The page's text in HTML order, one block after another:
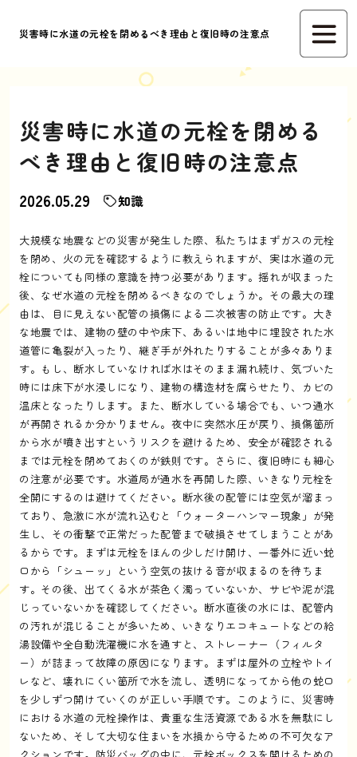
災害時に水道の元栓を閉めるべき理由と復旧時の注意点
災害時に水道の元栓を閉める
べき理由と復旧時の注意点
2026.05.29 知識
大規模な地震などの災害が発生した際、私たちはまずガスの元栓
を閉め、火の元を確認するように教えられますが、実は水道の元
栓についても同様の意識を持つ必要があります。揺れが収まった
後、なぜ水道の元栓を閉めるべきなのでしょうか。その最大の理
由は、目に見えない配管の損傷による二次被害の防止です。大き
な地震では、建物の壁の中や床下、あるいは地中に埋設された水
道管に亀裂が入ったり、継ぎ手が外れたりすることが多々ありま
す。もし、断水していなければ水はそのまま漏れ続け、気づいた
時には床下が水浸しになり、建物の構造材を腐らせたり、カビの
温床となったりします。また、断水している場合でも、いつ通水
が再開されるか分かりません。夜中に突然水圧が戻り、損傷箇所
から水が噴き出すというリスクを避けるため、安全が確認される
までは元栓を閉めておくのが鉄則です。さらに、復旧時にも細心
の注意が必要です。水道局が通水を再開した際、いきなり元栓を
全開にするのは避けてください。断水後の配管には空気が溜まっ
ており、急激に水が流れ込むと「ウォーターハンマー現象」が発
生し、その衝撃で正常だった配管まで破損させてしまうことがあ
るからです。まずは元栓をほんの少しだけ開け、一番外に近い蛇
口から「シューッ」という空気の抜ける音が収まるのを待ちま
す。その後、出てくる水が茶色く濁っていないか、サビや泥が混
じっていないかを確認してください。断水直後の水には、配管内
の汚れが混じることが多いため、いきなりエコキュートなどの給
湯設備や全自動洗濯機に水を通すと、ストレーナー（フィルタ
ー）が詰まって故障の原因になります。まずは屋外の立栓やトイ
レなど、壊れにくい箇所で水を流し、透明になってから他の蛇口
を少しずつ開けていくのが正しい手順です。このように、災害時
における水道の元栓操作は、貴重な生活資源である水を無駄にし
ないため、そして大切な住まいを水損から守るための不可欠なア